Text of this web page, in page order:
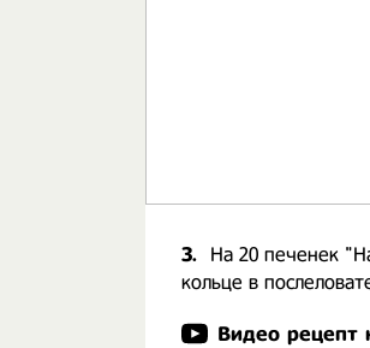
3.
На 20 печенек
кольце в
Видео рецепт